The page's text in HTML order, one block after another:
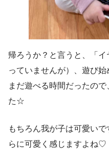
帰ろうか？と言うと、「
っていませんが）、遊び始
まだ遊べる時間だったの
た☆
もちろん我が子は可愛い
らに可愛く感じますよね♡